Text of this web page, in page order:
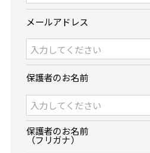
メールアドレス
保護者のお名前
保護者のお名前
（フリガナ）